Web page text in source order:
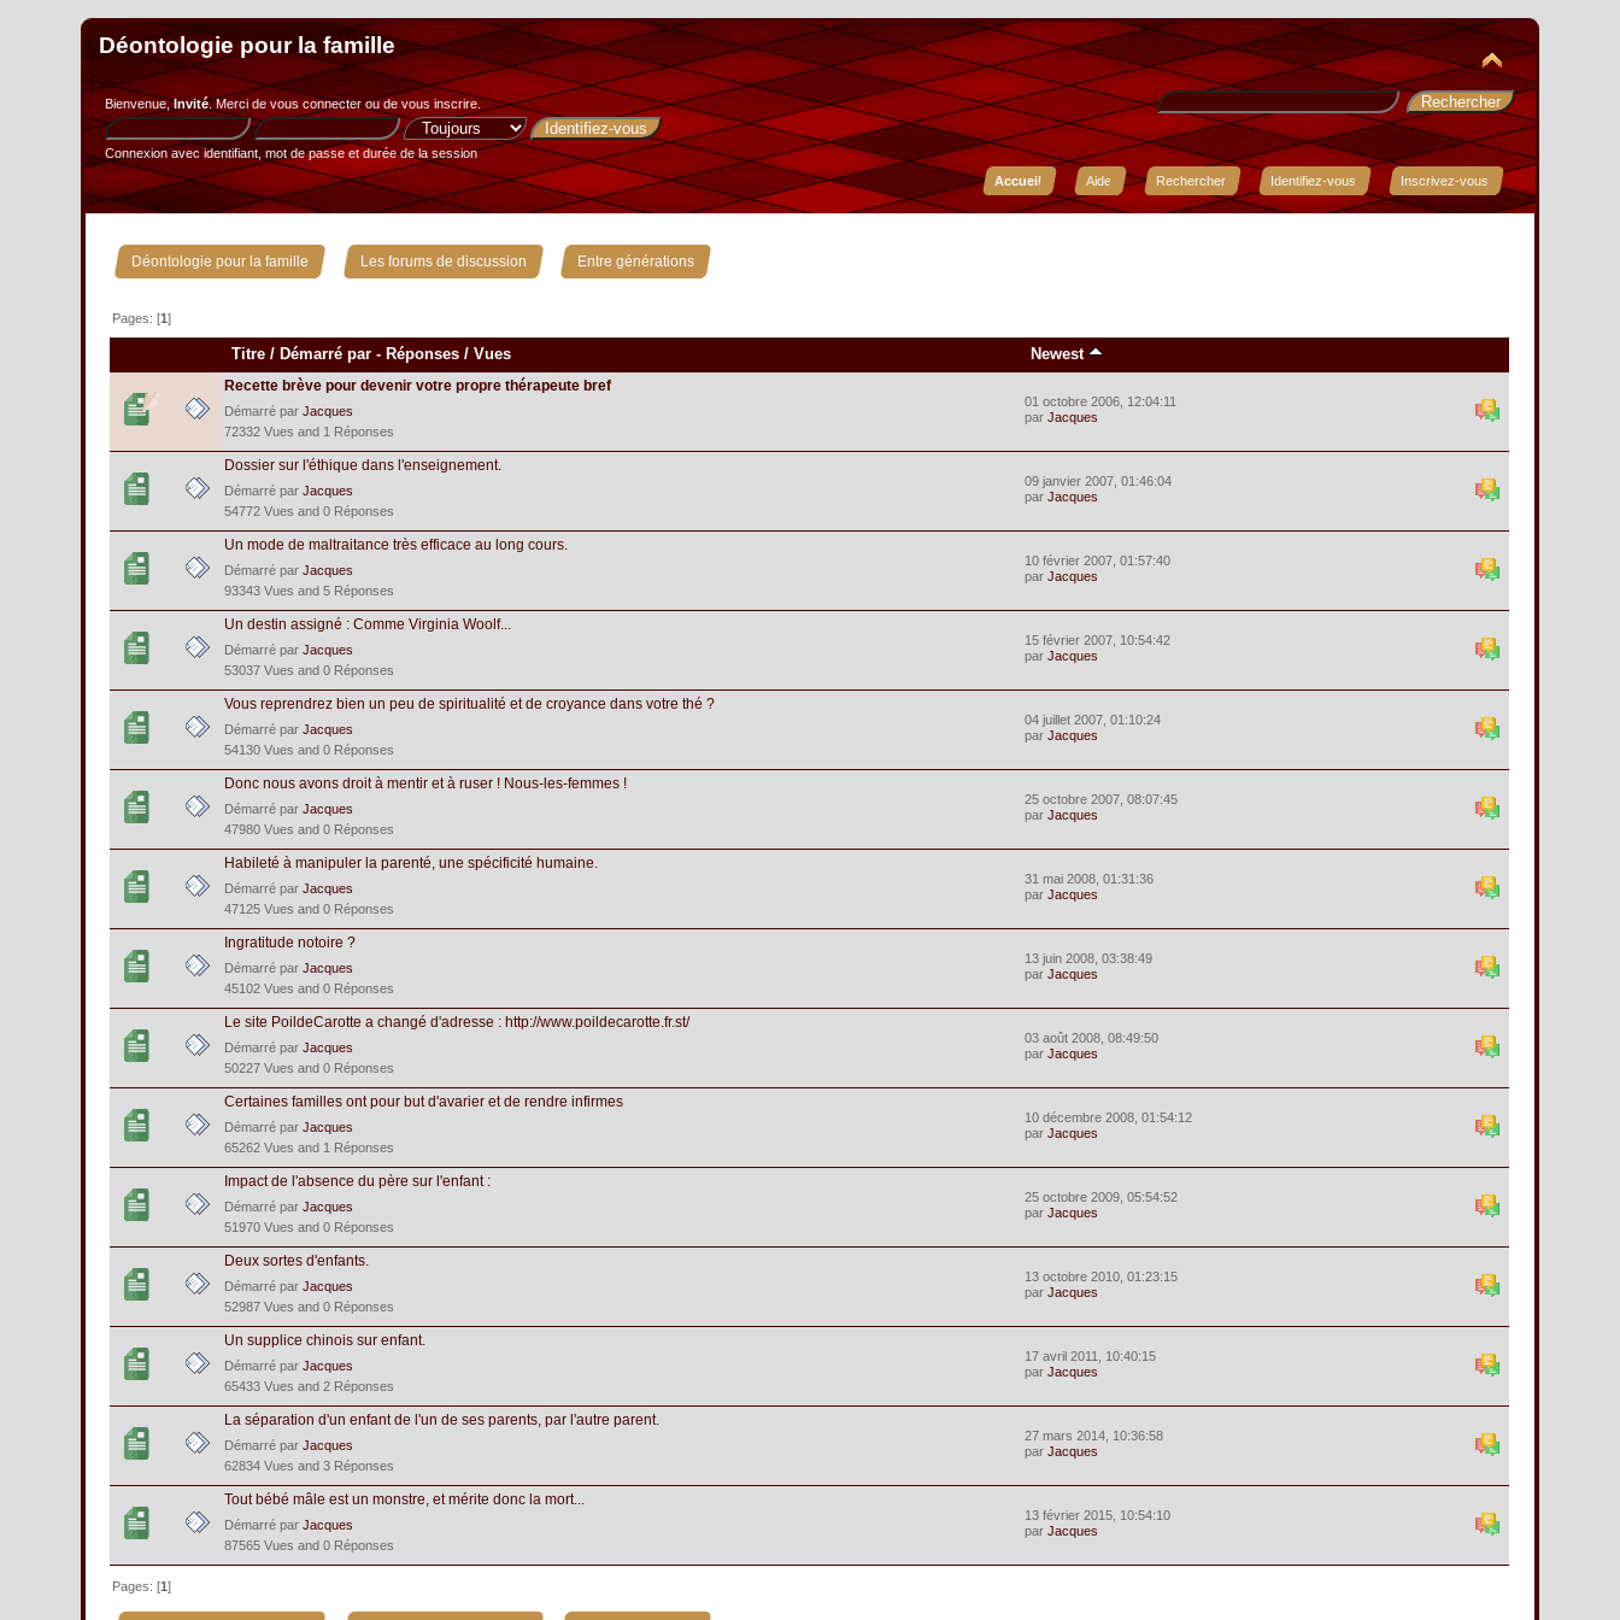
Déontologie pour la famille
Bienvenue,Invité. Merci devous connecterou devous inscrire.
Connexion avec identifiant, mot de passe et durée de la session
Accueil
Aide Rechercher Identifiez-vous Inscrivez-vous
Déontologie pour la famille » Les forums de discussion » Entre générations
Pages: [1]
Titre / Démarré par - Réponses /Vues Newest
Recette brève pour devenir votre propre thérapeute bref
Démarré parJacques
72332 Vues and 1 Réponses
01 octobre 2006, 12:04:11
parJacques
Dossier sur l'éthique dans l'enseignement.
Démarré parJacques
54772 Vues and 0 Réponses
09 janvier 2007, 01:46:04
parJacques
Un mode de maltraitance très efficace au long cours.
Démarré parJacques
93343 Vues and 5 Réponses
10 février 2007, 01:57:40
parJacques
Un destin assigné : Comme Virginia Woolf...
Démarré parJacques
53037 Vues and 0 Réponses
15 février 2007, 10:54:42
parJacques
Vous reprendrez bien un peu de spiritualité et de croyance dans votre thé ?
Démarré parJacques
54130 Vues and 0 Réponses
04 juillet 2007, 01:10:24
parJacques
Donc nous avons droit à mentir et à ruser ! Nous-les-femmes !
Démarré parJacques
47980 Vues and 0 Réponses
25 octobre 2007, 08:07:45
parJacques
Habileté à manipuler la parenté, une spécificité humaine.
Démarré parJacques
47125 Vues and 0 Réponses
31 mai 2008, 01:31:36
parJacques
Ingratitude notoire ?
Démarré parJacques
45102 Vues and 0 Réponses
13 juin 2008, 03:38:49
parJacques
Le site PoildeCarotte a changé d'adresse : http://www.poildecarotte.fr.st/
Démarré parJacques
50227 Vues and 0 Réponses
03 août 2008, 08:49:50
parJacques
Certaines familles ont pour but d'avarier et de rendre infirmes
Démarré parJacques
65262 Vues and 1 Réponses
10 décembre 2008, 01:54:12
parJacques
Impact de l'absence du père sur l'enfant :
Démarré parJacques
51970 Vues and 0 Réponses
25 octobre 2009, 05:54:52
parJacques
Deux sortes d'enfants.
Démarré parJacques
52987 Vues and 0 Réponses
13 octobre 2010, 01:23:15
parJacques
Un supplice chinois sur enfant.
Démarré parJacques
65433 Vues and 2 Réponses
17 avril 2011, 10:40:15
parJacques
La séparation d'un enfant de l'un de ses parents, par l'autre parent.
Démarré parJacques
62834 Vues and 3 Réponses
27 mars 2014, 10:36:58
parJacques
Tout bébé mâle est un monstre, et mérite donc la mort...
Démarré parJacques
87565 Vues and 0 Réponses
13 février 2015, 10:54:10
parJacques
Pages: [1]